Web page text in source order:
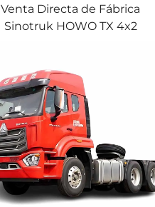
Venta Directa de Fábrica
Sinotruk HOWO TX 4x2
Camión Pesado con Stock